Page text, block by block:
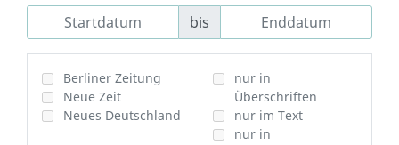
bis
Berliner Zeitung
Neue Zeit
Neues Deutschland
nur in
Überschriften
nur im Text
nur in